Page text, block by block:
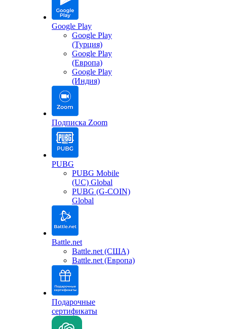
Google Play
Google Play
(Турция)
Google Play
(Европа)
Google Play
(Индия)
Подписка Zoom
PUBG
PUBG Mobile
(UC) Global
PUBG (G-COIN)
Global
Battle.net
Battle.net (США)
Battle.net (Европа)
Подарочные
сертификаты